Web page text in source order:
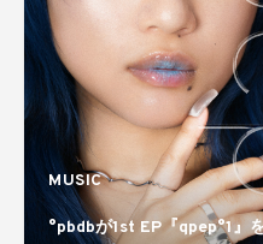
MUSIC
°pbdbが1st EP『qpep°1』